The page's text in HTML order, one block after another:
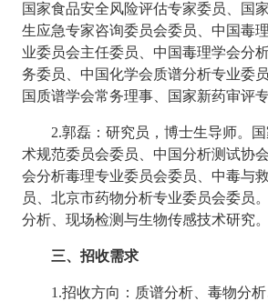
国家食品安全风险评估专家委员、国
生应急专家咨询委员会委员、中国毒
业委员会主任委员、中国毒理学会分
务委员、中国化学会质谱分析专业委
国质谱学会常务理事、国家新药审评
2.郭磊：研究员，博士生导师。
术规范委员会委员、中国分析测试协
会分析毒理专业委员会委员、中毒与
员、北京市药物分析专业委员会委员
分析、现场检测与生物传感技术研究。
三、招收需求
1.招收方向：质谱分析、毒物分